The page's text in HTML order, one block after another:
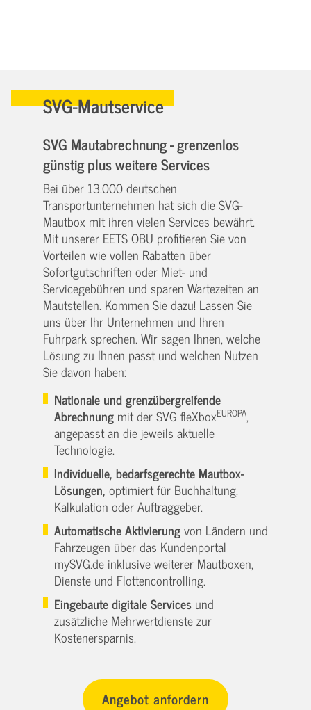
SVG-Mautservice
SVG Mautabrechnung - grenzenlos
günstig plus weitere Services
Bei über 13.000 deutschen
Transportunternehmen hat sich die SVG-
Mautbox mit ihren vielen Services bewährt.
Mit unserer EETS OBU profitieren Sie von
Vorteilen wie vollen Rabatten über
Sofortgutschriften oder Miet- und
Servicegebühren und sparen Wartezeiten an
Mautstellen. Kommen Sie dazu! Lassen Sie
uns über Ihr Unternehmen und Ihren
Fuhrpark sprechen. Wir sagen Ihnen, welche
Lösung zu Ihnen passt und welchen Nutzen
Sie davon haben:
Nationale und grenzübergreifende
Abrechnung mit der SVG fleXboxEUROPA,
angepasst an die jeweils aktuelle
Technologie.
Individuelle, bedarfsgerechte Mautbox-
Lösungen, optimiert für Buchhaltung,
Kalkulation oder Auftraggeber.
Automatische Aktivierungvon Ländern und
Fahrzeugen über das Kundenportal
mySVG.de inklusive weiterer Mautboxen,
Dienste und Flottencontrolling.
Eingebaute digitale Services und
zusätzliche Mehrwertdienste zur
Kostenersparnis.
Angebot anfordern